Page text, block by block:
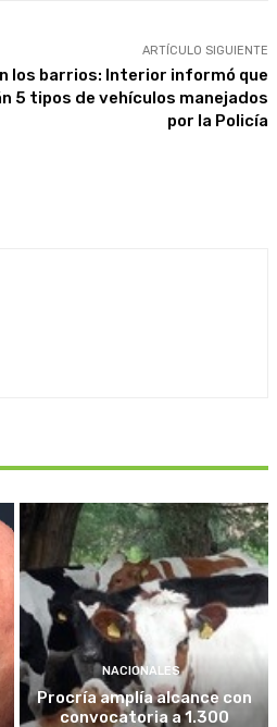
ARTÍCULO SIGUIENTE
los barrios: Interior informó que
5 tipos de vehículos manejados
por la Policía
NACIONALES
Procría amplía alcance con
convocatoria a 1.300